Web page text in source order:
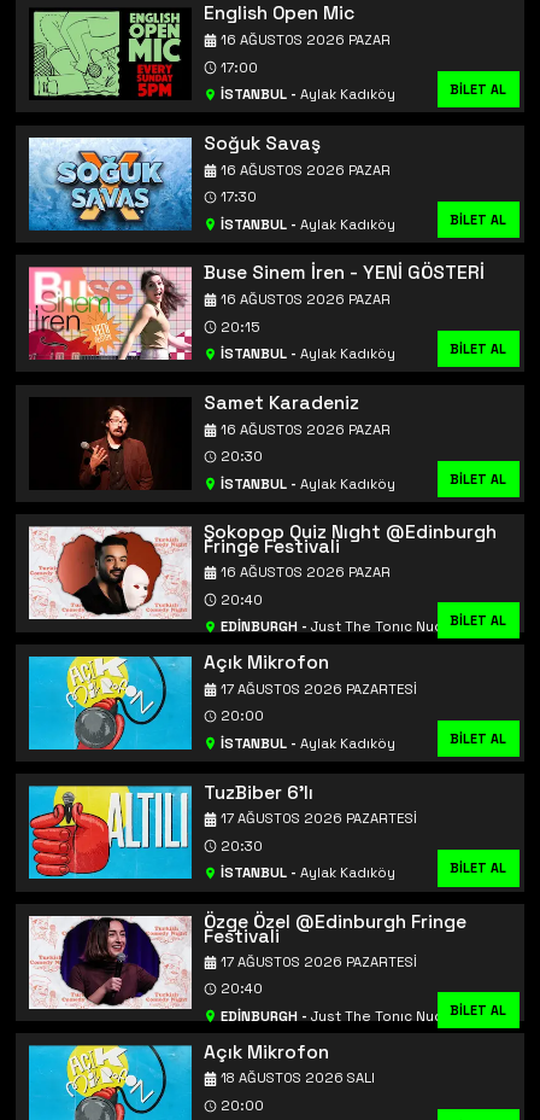
English Open Mic
İSTANBUL- Aylak Kadıköy
16 AĞUSTOS 2026 PAZAR
17:00
BİLET AL
Soğuk Savaş
İSTANBUL- Aylak Kadıköy
16 AĞUSTOS 2026 PAZAR
17:30
BİLET AL
Buse Sinem İren - YENİ GÖSTERİ
İSTANBUL- Aylak Kadıköy
16 AĞUSTOS 2026 PAZAR
20:15
BİLET AL
Samet Karadeniz
İSTANBUL- Aylak Kadıköy
16 AĞUSTOS 2026 PAZAR
20:30
BİLET AL
Şokopop Quiz Nıght @Edinburgh
Fringe Festivali
EDİNBURGH- Just The Tonıc Nucleus
16 AĞUSTOS 2026 PAZAR
20:40
BİLET AL
BİLET AL
Açık Mikrofon
İSTANBUL- Aylak Kadıköy
17 AĞUSTOS 2026 PAZARTESI
20:00
BİLET AL
TuzBiber 6'lı
İSTANBUL- Aylak Kadıköy
17 AĞUSTOS 2026 PAZARTESI
20:30
BİLET AL
Özge Özel @Edinburgh Fringe
Festivali
EDİNBURGH- Just The Tonıc Nucleus
17 AĞUSTOS 2026 PAZARTESI
20:40
BİLET AL
BİLET AL
Açık Mikrofon
18 AĞUSTOS 2026 SALI
20:00